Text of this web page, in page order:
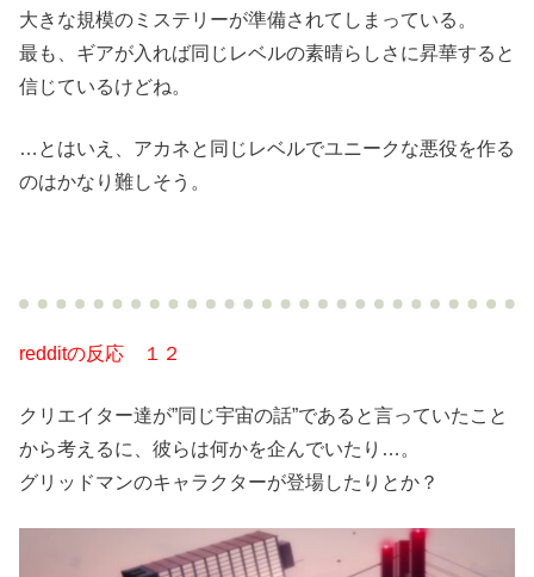
大きな規模のミステリーが準備されてしまっている。
最も、ギアが入れば同じレベルの素晴らしさに昇華すると
信じているけどね。
…とはいえ、アカネと同じレベルでユニークな悪役を作る
のはかなり難しそう。
redditの反応 １２
クリエイター達が”同じ宇宙の話”であると言っていたこと
から考えるに、彼らは何かを企んでいたり…。
グリッドマンのキャラクターが登場したりとか？